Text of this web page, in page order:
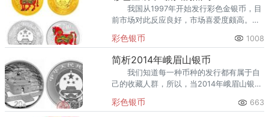
我国从1997年开始发行彩色金银币，目
前市场对此反应良好，市场喜爱度颇高。特
和好评，目前一套的价格早已经过万元了。
彩色银币 1008
简析2014年峨眉山银币
我们知道每一种币种的发行都有属于自
己的收藏人群，所以，当2014年峨眉山银币
况，那么，这枚银币到底怎么样呢？
彩色银币 663